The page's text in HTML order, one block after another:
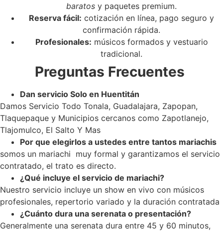
baratos y paquetes premium.
Reserva fácil: cotización en línea, pago seguro y
confirmación rápida.
Profesionales: músicos formados y vestuario
tradicional.
Preguntas Frecuentes
Dan servicio Solo en Huentitán
Damos Servicio Todo Tonala, Guadalajara, Zapopan,
Tlaquepaque y Municipios cercanos como Zapotlanejo,
Tlajomulco, El Salto Y Mas
Por que elegirlos a ustedes entre tantos mariachis
somos un mariachi muy formal y garantizamos el servicio
contratado, el trato es directo.
¿Qué incluye el servicio de mariachi?
Nuestro servicio incluye un show en vivo con músicos
profesionales, repertorio variado y la duración contratada
¿Cuánto dura una serenata o presentación?
Generalmente una serenata dura entre 45 y 60 minutos,